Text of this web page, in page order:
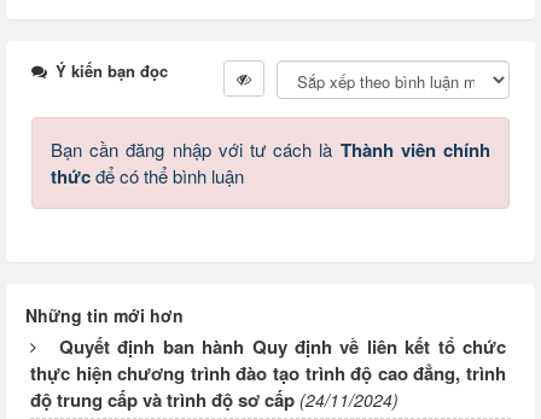
Ý kiến bạn đọc
Bạn cần đăng nhập với tư cách là Thành viên chính
thứcđể có thể bình luận
Những tin mới hơn
Quyết định ban hành Quy định về liên kết tổ chức
thực hiện chương trình đào tạo trình độ cao đẳng, trình
độ trung cấp và trình độ sơ cấp (24/11/2024)